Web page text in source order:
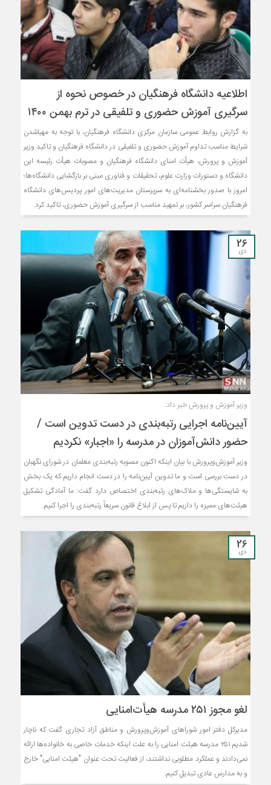
‎اطلاعیه دانشگاه فرهنگیان در خصوص نحوه از
سرگیری آموزش حضوری و تلفیقی در ترم بهمن ۱۴۰۰
به گزارش روابط عمومی سازمان مرکزی دانشگاه فرهنگیان، با توجه به مهیاشدن
شرایط مناسب تداوم آموزش حضوری و تلفیقی در دانشگاه فرهنگیان و تاکید وزیر
آموزش و پرورش، هیأت امنای دانشگاه فرهنگیان و مصوبات هیأت رئیسه این
دانشگاه و دستورات وزارت علوم، تحقیقات و فناوری مبنی بر بازگشایی دانشگاه‌ها؛
امروز با صدور بخشنامه‌ای به سرپرستان مدیریت‌های امور پردیس‌های دانشگاه
فرهنگیان سراسر کشور، بر تمهید مناسب از سرگیری آموزش حضوری، تاکید کرد.
26
دی
وزیر آموزش و پرورش خبر داد:
آیین‌نامه اجرایی رتبه‌بندی در دست تدوین است /
حضور دانش‌آموزان در مدرسه را «اجبار» نکردیم
وزیر آموزش‌وپرورش با بیان اینکه اکنون مصوبه رتبه‌بندی معلمان در شورای نگهبان
در دست بررسی است و ما تدوین آیین‌نامه را در دست انجام داریم که یک بخش
به شایستگی‌ها و ملاک‌های رتبه‌بندی اختصاص دارد گفت: ما آمادگی تشکیل
هیئت‌های ممیزه را داریم تا پس از ابلاغ قانون سریعاً رتبه‌بندی را اجرا کنیم.
26
دی
لغو مجوز ۲۵۱ مدرسه هیأت‌امنایی
مدیرکل دفتر امور شوراهای آموزش‌وپرورش و مناطق آزاد تجاری گفت که ناچار
شدیم ۲۵۱ مدرسه هیئت امنایی را به علت اینکه خدمات خاصی به خانواده‌ها ارائه
نمی‌دادند و عملکرد مطلوبی نداشتند، از فعالیت تحت عنوان "هیئت امنایی" خارج
و به مدارس عادی تبدیل کنیم.